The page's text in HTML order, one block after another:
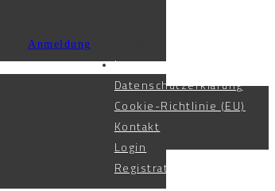
Anmeldung
Impressum
Datenschutzerklärung
Cookie-Richtlinie (EU)
Kontakt
Login
Registration